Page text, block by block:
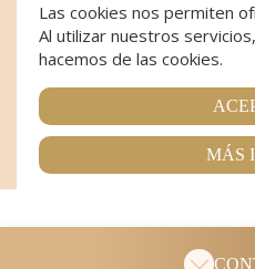
Las cookies nos permiten
Al utilizar nuestros
hacemos de las cookies.
MÁS
Cookies| Cookies policy|Aviso
Condiciones
Página realizada